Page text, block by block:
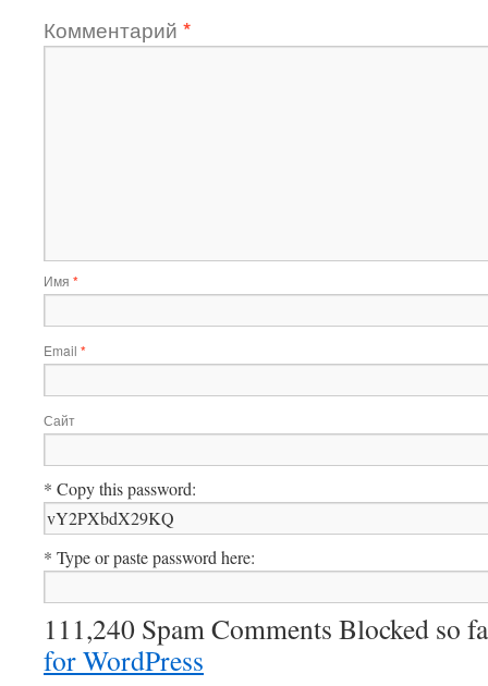
Комментарий *
Имя *
Email *
Сайт
* Copy this password:
* Type or paste password here:
111,240 Spam Comments Blocked so
for WordPress